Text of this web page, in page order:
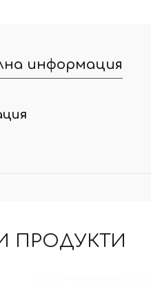
информация
ПРОДУКТИ